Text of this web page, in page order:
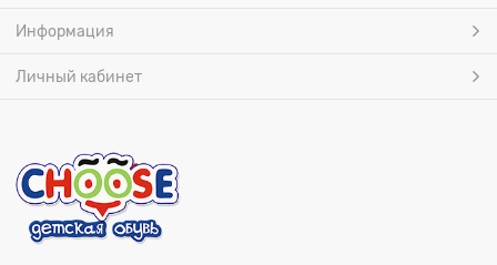
Информация
Личный кабинет